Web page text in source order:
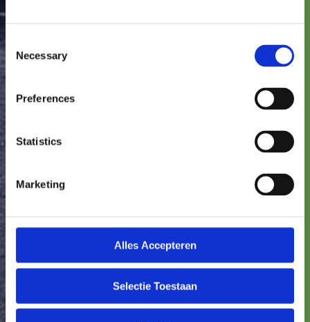
Selection
Necessary
Preferences
Statistics
Marketing
Alles Accepteren
Selectie Toestaan
informatie te gebruiken voor andere Google-
Gegevens inzien, aanpassen of verwijderen
te zien, te corrigeren of te verwijderen. U kunt
Donny Vos Tuinen zal zo snel mogelijk, maar
Donny Vos Tuinen neemt de bescherming van
uw gegevens serieus en neemt passende
toegang, ongewenste openbaarmaking en
ongeoorloofde wijziging tegen te gaan. De